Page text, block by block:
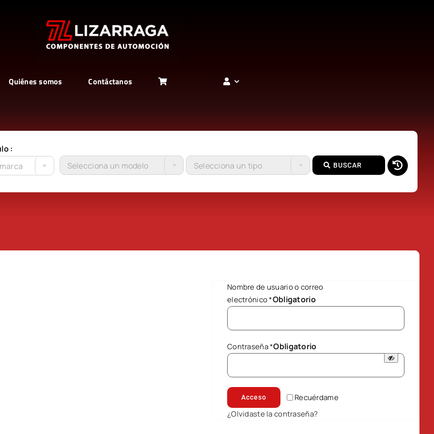
Quiénes somos Contáctanos
:
Selecciona un modelo Selecciona un tipo BUSCAR
Nombre de usuario o correo
electrónico*Obligatorio
Contraseña*Obligatorio
Recuérdame
Acceso
¿Olvidaste la contraseña?